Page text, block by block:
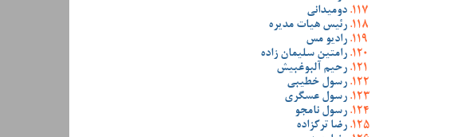
دومیدانی
رئیس هیات مدیره
رادیو مس
رامتین سلیمان زاده
رحیم آلبوغبیش
رسول خطیبی
رسول عسگری
رسول نامجو
رضا ترکزاده